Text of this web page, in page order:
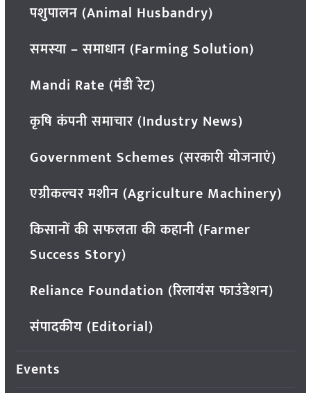
पशुपालन (Animal Husbandry)
समस्या – समाधान (Farming Solution)
Mandi Rate (मंडी रेट)
कृषि कंपनी समाचार (Industry News)
Government Schemes (सरकारी योजनाएं)
एग्रीकल्चर मशीन (Agriculture Machinery)
किसानों की सफलता की कहानी (Farmer
Success Story)
Reliance Foundation (रिलायंस फाउंडेशन)
संपादकीय (Editorial)
Events